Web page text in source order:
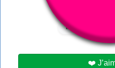
👁️ 1529 utilisateurs
#for honor
❤️